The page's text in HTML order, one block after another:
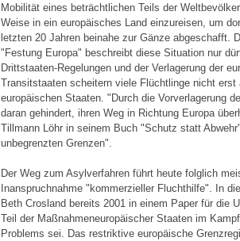
Mobilität eines beträchtlichen Teils der
Weise in ein europäisches Land einzureisen, um
letzten 20 Jahren beinahe zur Gänze abgeschafft.
"Festung Europa" beschreibt diese Situation nur
Drittstaaten-Regelungen und der Verlagerung der
Transitstaaten scheitern viele Flüchtlinge nicht
europäischen Staaten. "Durch die Vorverlagerung
daran gehindert, ihren Weg in Richtung Europa
Tillmann Löhr in seinem Buch "Schutz statt
unbegrenzten Grenzen".
Der Weg zum Asylverfahren führt heute folglich
Inanspruchnahme "kommerzieller Fluchthilfe". In
Beth Crosland bereits 2001 in einem Paper für die
Teil der Maßnahmeneuropäischer Staaten im
Problems sei. Das restriktive europäische